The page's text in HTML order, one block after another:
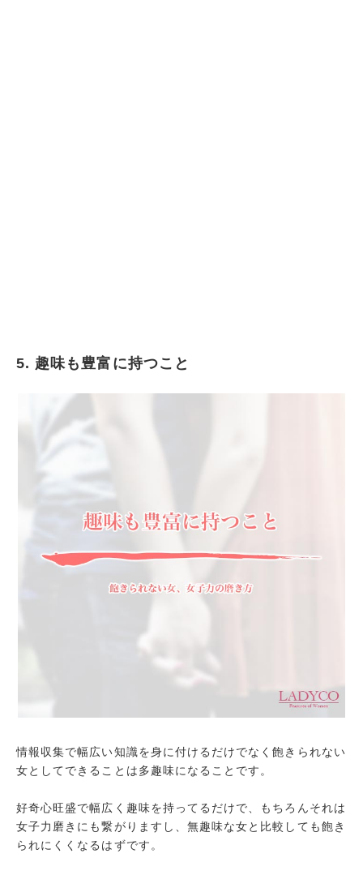
5. 趣味も豊富に持つこと
情報収集で幅広い知識を身に付けるだけでなく飽きられない
女としてできることは多趣味になることです。
好奇心旺盛で幅広く趣味を持ってるだけで、もちろんそれは
女子力磨きにも繋がりますし、無趣味な女と比較しても飽き
られにくくなるはずです。